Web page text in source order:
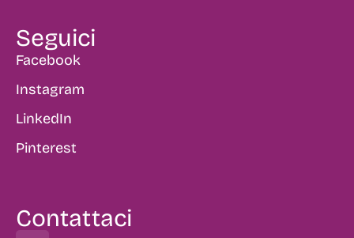
Seguici
Facebook
Instagram
LinkedIn
Pinterest
Contattaci